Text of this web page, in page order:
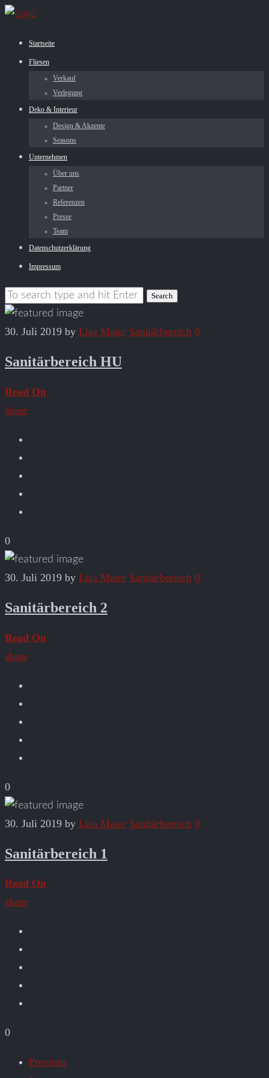
Startseite
Fliesen
Verkauf
Verlegung
Deko & Interieur
Design & Akzente
Seasons
Unternehmen
Über uns
Partner
Referenzen
Presse
Team
Datenschutzerklärung
Impressum
30. Juli 2019 by Lisa Maier Sanitärbereich 0
Sanitärbereich HU
Read On
share
0
30. Juli 2019 by Lisa Maier Sanitärbereich 0
Sanitärbereich 2
Read On
share
0
30. Juli 2019 by Lisa Maier Sanitärbereich 0
Sanitärbereich 1
Read On
share
0
Previous